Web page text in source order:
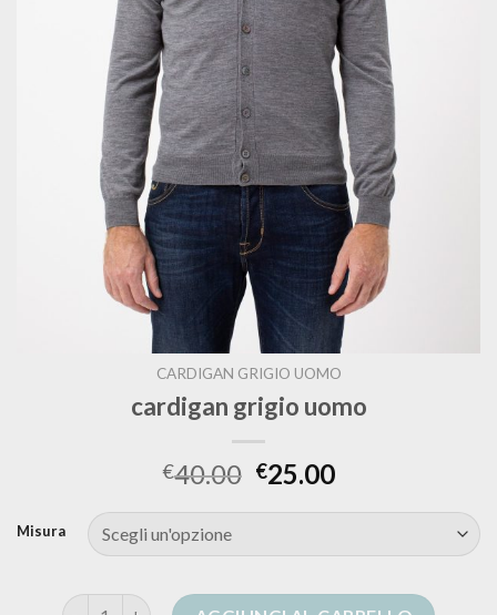
CARDIGAN GRIGIO UOMO
cardigan grigio uomo
€40.00 €25.00
Misura
cardigan grigio uomo quantità